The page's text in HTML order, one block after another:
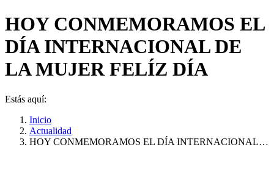
HOY CONMEMORAMOS EL
DÍA INTERNACIONAL DE
LA MUJER FELÍZ DÍA
Estás aquí:
Inicio
Actualidad
HOY CONMEMORAMOS EL DÍA INTERNACIONAL…